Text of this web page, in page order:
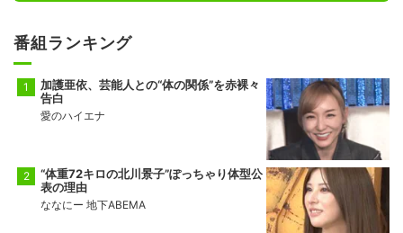
番組ランキング
加護亜依、芸能人との“体の関係”を赤裸々
告白
愛のハイエナ
“体重72キロの北川景子”ぽっちゃり体型公
表の理由
ななにー 地下ABEMA